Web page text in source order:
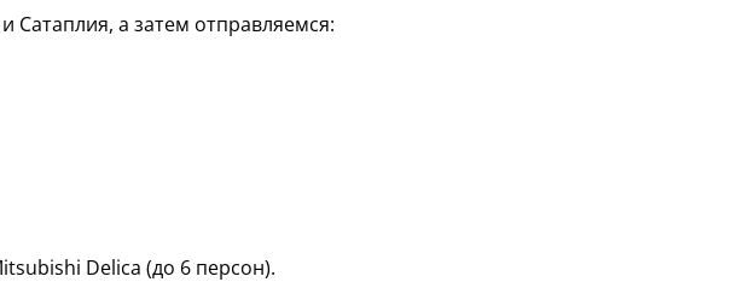
а затем отправляемся:
Delica (до 6 персон).